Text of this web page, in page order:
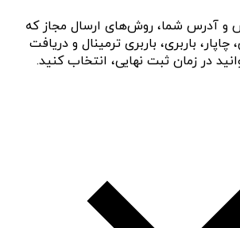
و آدرس شما، روش‌های ارسال مجاز که
باربری، باربری ترمینال و دریافت
در زمان ثبت نهایی، انتخاب کنید.